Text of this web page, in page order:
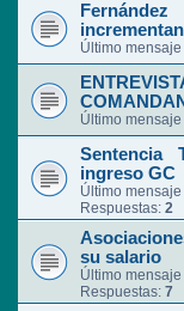
Último
Último
Sentencia
ingreso GC
Último
Respuestas: 2
su salario
Último
Respuestas: 7